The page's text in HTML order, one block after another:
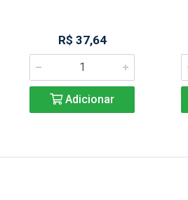
R$ 37,64
Adicionar